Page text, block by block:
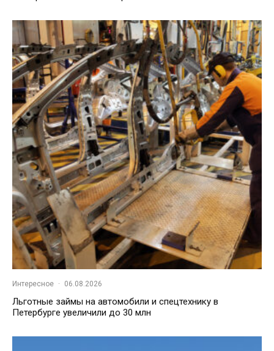
Интересное · 06.08.2026
Льготные займы на автомобили и спецтехнику в
Петербурге увеличили до 30 млн